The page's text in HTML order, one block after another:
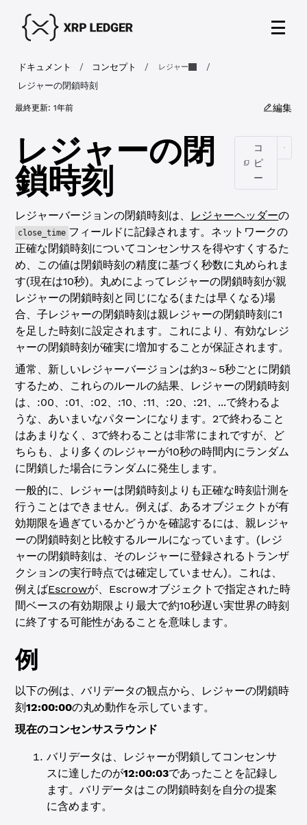
ドキュメント / コンセプト / レジャー
/
レジャーの閉鎖時刻
最終更新:1年前 編集
レジャーの閉
鎖時刻
コ
ピ
ー
レジャーバージョンの閉鎖時刻は、 レジャーヘッダーの
close_time フィールドに記録されます。ネットワークの
正確な閉鎖時刻についてコンセンサスを得やすくするた
め、この値は閉鎖時刻の精度に基づく秒数に丸められま
す(現在は10秒)。丸めによってレジャーの閉鎖時刻が親
レジャーの閉鎖時刻と同じになる(または早くなる)場
合、子レジャーの閉鎖時刻は親レジャーの閉鎖時刻に1
を足した時刻に設定されます。これにより、有効なレジ
ャーの閉鎖時刻が確実に増加することが保証されます。
通常、新しいレジャーバージョンは約3～5秒ごとに閉鎖
するため、これらのルールの結果、レジャーの閉鎖時刻
は、:00、:01、:02、:10、:11、:20、:21、...で終わるよ
うな、あいまいなパターンになります。2で終わること
はあまりなく、3で終わることは非常にまれですが、ど
ちらも、より多くのレジャーが10秒の時間内にランダム
に閉鎖した場合にランダムに発生します。
一般的に、レジャーは閉鎖時刻よりも正確な時刻計測を
行うことはできません。例えば、あるオブジェクトが有
効期限を過ぎているかどうかを確認するには、親レジャ
ーの閉鎖時刻と比較するルールになっています。(レジ
ャーの閉鎖時刻は、そのレジャーに登録されるトランザ
クションの実行時点では確定していません)。これは、
例えばEscrowが、Escrowオブジェクトで指定された時
間ベースの有効期限より最大で約10秒遅い実世界の時刻
に終了する可能性があることを意味します。
例
以下の例は、バリデータの観点から、レジャーの閉鎖時
刻12:00:00の丸め動作を示しています。
現在のコンセンサスラウンド
バリデータは、レジャーが閉鎖してコンセンサ
スに達したのが12:00:03であったことを記録し
ます。バリデータはこの閉鎖時刻を自分の提案
に含めます。